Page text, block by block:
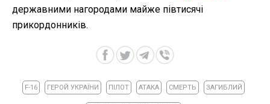
державними нагородами майже півтисячі
прикордонників.
F-16 ГЕРОЙ УКРАЇНИ ПІЛОТ АТАКА СМЕРТЬ ЗАГИБЛИЙ